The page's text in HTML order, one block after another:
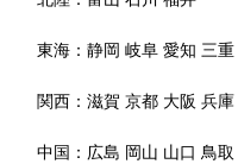
東海：静岡 岐阜 愛知 三重
関西：滋賀 京都 大阪 兵庫
中国： 広島 岡山 山口 鳥取